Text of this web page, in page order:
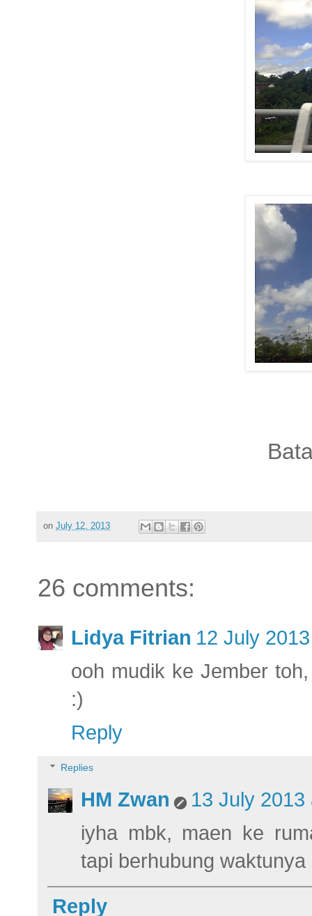
on July 12, 2013
26 comments:
Lidya Fitrian 12 July
ooh mudik ke Jember
:)
Reply
Replies
HM Zwan
13 July 2013
iyha mbk, maen ke
tapi berhubung
Reply